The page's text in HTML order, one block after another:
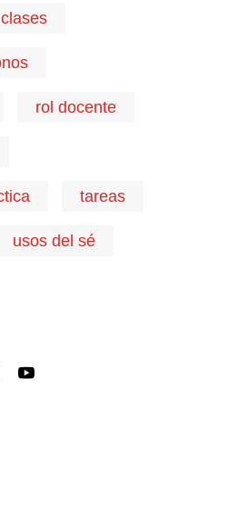
rol docente
tareas
usos del sé